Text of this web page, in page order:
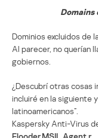
Dominios excluidos de
Al parecer, no querían
gobiernos.
¿Descubrí otras cosas
incluiré en la siguiente
latinoamericanos”.
Kaspersky Anti-Virus
Flooder.MSIL.Agent.r